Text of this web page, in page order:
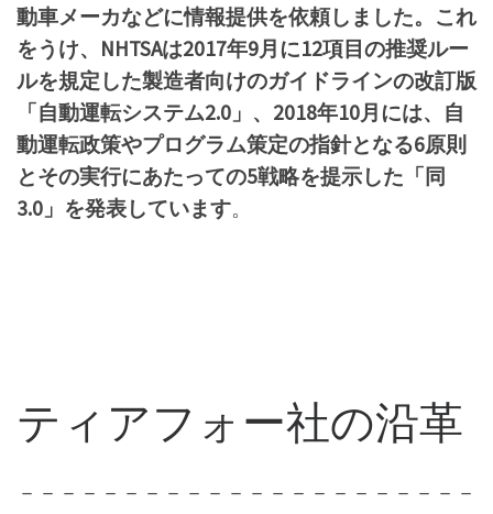
動車メーカなどに情報提供を依頼しました。これ
をうけ、NHTSAは2017年9月に12項目の推奨ルー
ルを規定した製造者向けのガイドラインの改訂版
「自動運転システム2.0」、2018年10月には、自
動運転政策やプログラム策定の指針となる6原則
とその実行にあたっての5戦略を提示した「同
3.0」を発表しています。
ティアフォー社の沿革
－－－－－－－－－－－－－－－－－－－－－－